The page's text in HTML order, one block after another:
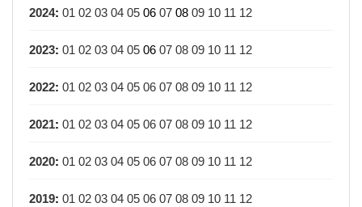
2024: 01 02 03 04 05 06 07 08 09 10 11 12
2023: 01 02 03 04 05 06 07 08 09 10 11 12
2022: 01 02 03 04 05 06 07 08 09 10 11 12
2021: 01 02 03 04 05 06 07 08 09 10 11 12
2020: 01 02 03 04 05 06 07 08 09 10 11 12
2019: 01 02 03 04 05 06 07 08 09 10 11 12